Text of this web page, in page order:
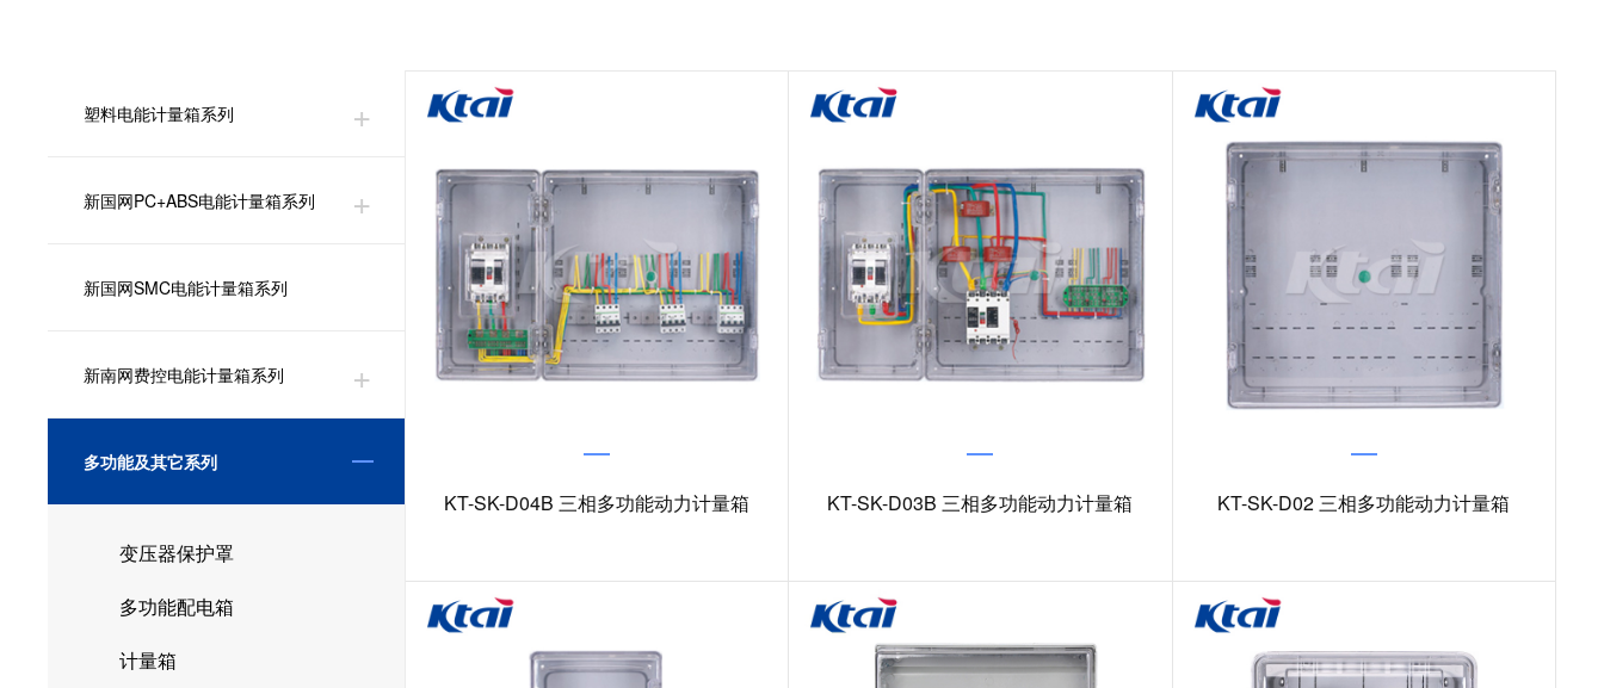
塑料电能计量箱系列
新国网PC+ABS电能计量箱系列
新国网SMC电能计量箱系列
新南网费控电能计量箱系列
多功能及其它系列
变压器保护罩
多功能配电箱
计量箱
KT-SK-D04B 三相多功能动力计量箱 KT-SK-D03B 三相多功能动力计量箱 KT-SK-D02 三相多功能动力计量箱